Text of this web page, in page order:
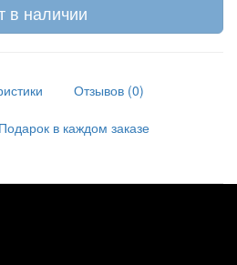
в наличии
Отзывов (0)
Подарок в каждом заказе